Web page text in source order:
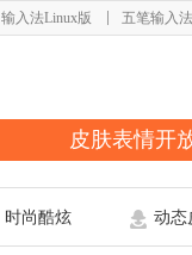
输入法Linux版 五笔输入法
皮肤表情开
时尚酷炫 动态